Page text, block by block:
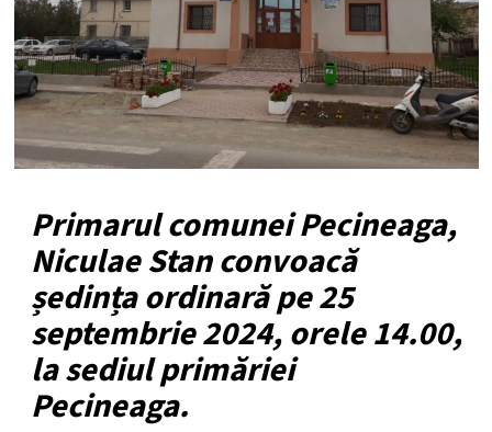
Primarul comunei Pecineaga,
Niculae Stan convoacă
ședința ordinară pe 25
septembrie 2024, orele 14.00,
la sediul primăriei
Pecineaga.